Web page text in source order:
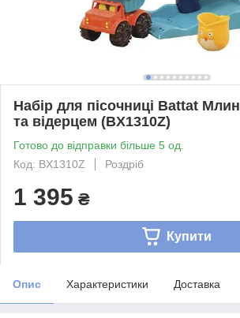
Набір для пісочниці Battat
та відерцем (BX1310Z)
Готово до відправки більше 5 од.
Код: BX1310Z
Роздріб
1 395 ₴
Купити
Опис Характеристики Доставка